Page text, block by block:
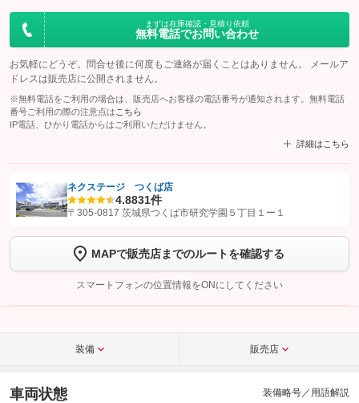
まずは在庫確認・見積り依頼
無料電話でお問い合わせ
お気軽にどうぞ。問合せ後に何度もご連絡が届くことはありません。 メールア
ドレスは販売店に公開されません。
※無料電話をご利用の場合は、販売店へお客様の電話番号が通知されます。無料電話
番号ご利用の際の注意点は こちら
IP電話、ひかり電話からはご利用いただけません。
詳細はこちら
【STEP1】認証画面でグーネットを友だち追加してから「許可する」ボタンを押
トーク画面で
ボタンをタップして問い合わせを
完了してください。
こちら
ネクステージ つくば店
4.8831件
〒305-0817 茨城県つくば市研究学園５丁目１ー１
MAPで販売店までのルートを確認する
スマートフォンの位置情報をONにしてください
装備 販売店
車両状態 装備略号／用語解説